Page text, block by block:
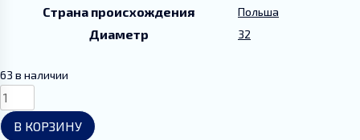
Контакты
Мой аккаунт
Страна происхождения Польша
Диаметр 32
63 в наличии
Количество
товара
Муфта
В КОРЗИНУ